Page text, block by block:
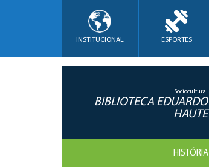
INSTITUCIONAL ESPORTES
Sociocultural
BIBLIOTECA EDUARDO
HAUTE
HISTÓRIA